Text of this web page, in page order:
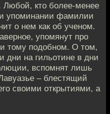
Любой, кто более-менее
упоминании фамилии
о нем как об ученом.
упомянут про
тому подобном. О том,
дни на гильотине в дни
вспомнят лишь
– блестящий
своими открытиями, а